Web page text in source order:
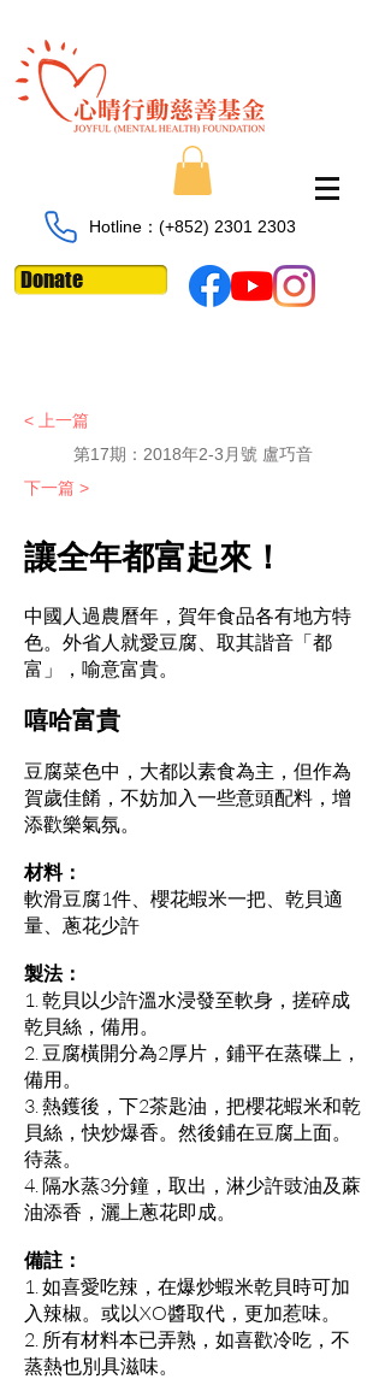
Hotline：​​(+852) 2301 2303
Donate
< 上一篇
第17期：2018年2-3月號 盧巧音
下一篇 >
讓全年都富起來！
中國人過農曆年，賀年食品各有地方特
色。外省人就愛豆腐、取其諧音「都
富」，喻意富貴。
嘻哈富貴
豆腐菜色中，大都以素食為主，但作為
賀歲佳餚，不妨加入一些意頭配料，增
添歡樂氣氛。
材料：
軟滑豆腐1件、櫻花蝦米一把、乾貝適
量、蔥花少許
製法：
1. 乾貝以少許溫水浸發至軟身，搓碎成
乾貝絲，備用。
2. 豆腐橫開分為2厚片，鋪平在蒸碟上，
備用。
3. 熱鑊後，下2茶匙油，把櫻花蝦米和乾
貝絲，快炒爆香。然後鋪在豆腐上面。
待蒸。
4. 隔水蒸3分鐘，取出，淋少許豉油及蔴
油添香，灑上蔥花即成。
備註：
1. 如喜愛吃辣，在爆炒蝦米乾貝時可加
入辣椒。或以XO醬取代，更加惹味。
2. 所有材料本已弄熟，如喜歡冷吃，不
蒸熱也別具滋味。